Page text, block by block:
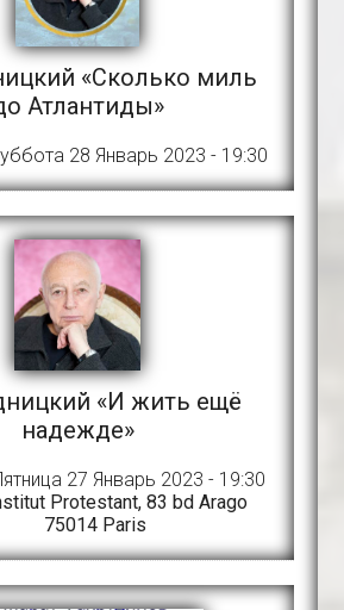
«Сколько миль
Атлантиды»
28 Январь 2023 - 19:30
«И жить ещё
надежде»
27 Январь 2023 - 19:30
Protestant, 83 bd Arago
75014 Paris